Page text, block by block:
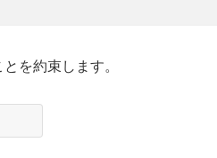
を約束します。